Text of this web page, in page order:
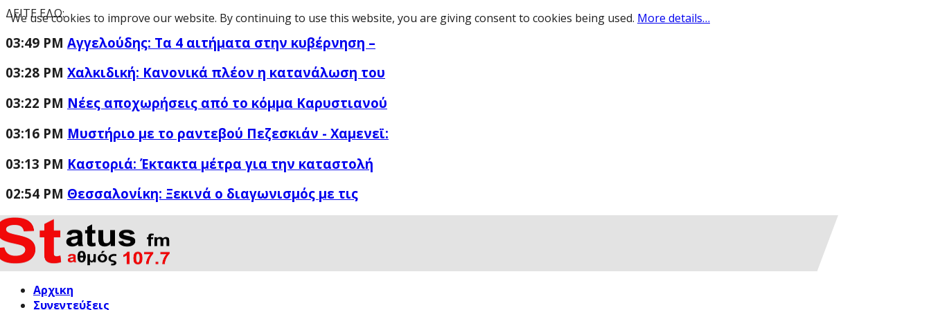
ΔΕΙΤΕ ΕΔΩ:
03:49 PM Αγγελούδης: Τα 4 αιτήματα στην κυβέρνηση –
03:28 PM Χαλκιδική: Κανονικά πλέον η κατανάλωση του
03:22 PM Νέες αποχωρήσεις από το κόμμα Καρυστιανού
03:16 PM Μυστήριο με το ραντεβού Πεζεσκιάν - Χαμενεϊ:
03:13 PM Καστοριά: Έκτακτα μέτρα για την καταστολή
02:54 PM Θεσσαλονίκη: Ξεκινά ο διαγωνισμός με τις
Αρχικη
Συνεντεύξεις
We use cookies to improve our website. By continuing to use this website, you are giving consent to cookies being used. More details…